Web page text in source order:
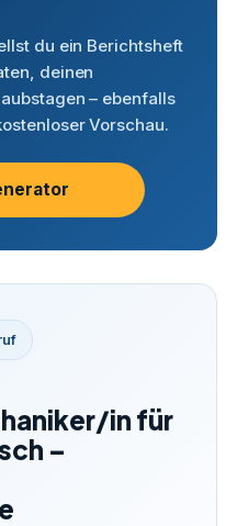
du ein Berichtsheft
deinen
– ebenfalls
Vorschau.
in für
–